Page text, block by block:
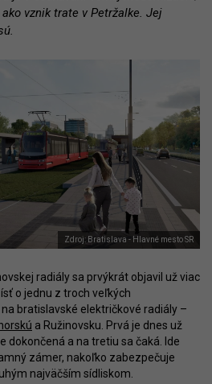
vznik trate v Petržalke. Jej
Zdroj: Bratislava - Hlavné mesto SR
radiály sa prvýkrát objavil už viac
o jednu z troch veľkých
bratislavské električkové radiály –
a Ružinovsku. Prvá je dnes už
dokončená a na tretiu sa čaká. Ide
zámer, nakoľko zabezpečuje
najväčším sídliskom.